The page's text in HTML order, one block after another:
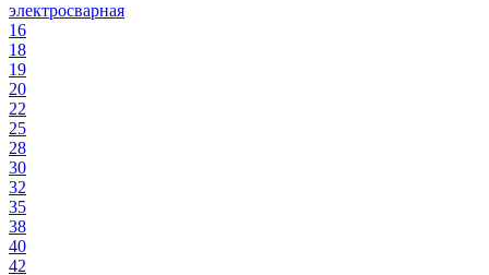
электросварная
16
18
19
20
22
25
28
30
32
35
38
40
42